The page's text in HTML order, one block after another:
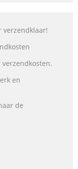
verzendklaar!
en
de